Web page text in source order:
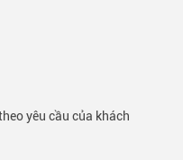
yêu cầu của khách